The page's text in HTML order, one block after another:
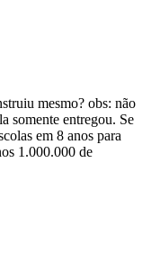
mesmo? obs: não
somente entregou. Se
em 8 anos para
1.000.000 de